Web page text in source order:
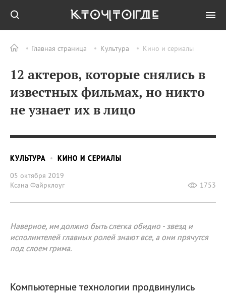
Главная страница Культура Кино и сериалы
12 актеров, которые снялись в
известных фильмах, но никто
не узнает их в лицо
КУЛЬТУРА
КИНО И СЕРИАЛЫ
05 октября 2019
Ксана Файрклоуг
1753
Наверное, им должно быть слегка обидно - звезд и
исполнителей главных ролей знают все, а они прячутся
под слоем грима.
Компьютерные технологии продвинулись